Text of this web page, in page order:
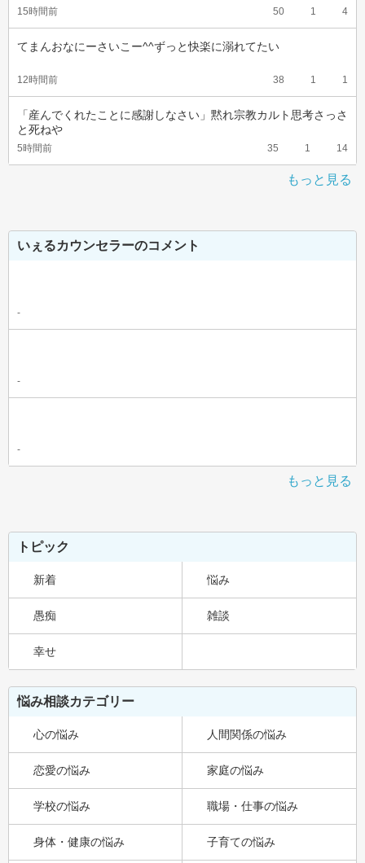
15時間前 50 1 4
てまんおなにーさいこー^^ずっと快楽に溺れてたい
12時間前 38 1 1
「産んでくれたことに感謝しなさい」黙れ宗教カルト思考さっさ
と死ねや
5時間前 35 1 14
もっと見る
いぇるカウンセラーのコメント
-
-
-
もっと見る
トピック
新着 悩み
愚痴 雑談
幸せ
悩み相談カテゴリー
心の悩み 人間関係の悩み
恋愛の悩み 家庭の悩み
学校の悩み 職場・仕事の悩み
身体・健康の悩み 子育ての悩み